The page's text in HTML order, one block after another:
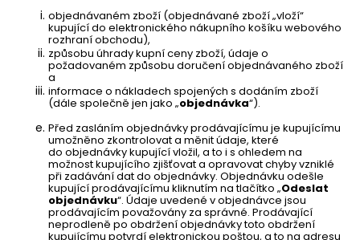
objednávaném zboží (objednávané zboží „vloží“
kupující do elektronického nákupního košíku webového
rozhraní obchodu),
způsobu úhrady kupní ceny zboží, údaje o
požadovaném způsobu doručení objednávaného zboží
a
informace o nákladech spojených s dodáním zboží
(dále společně jen jako „objednávka“).
Před zasláním objednávky prodávajícímu je kupujícímu
umožněno zkontrolovat a měnit údaje, které
do objednávky kupující vložil, a to i s ohledem na
možnost kupujícího zjišťovat a opravovat chyby vzniklé
při zadávání dat do objednávky. Objednávku odešle
kupující prodávajícímu kliknutím na tlačítko „Odeslat
objednávku“. Údaje uvedené v objednávce jsou
prodávajícím považovány za správné. Prodávající
neprodleně po obdržení objednávky toto obdržení
kupujícímu potvrdí elektronickou poštou, a to na adresu